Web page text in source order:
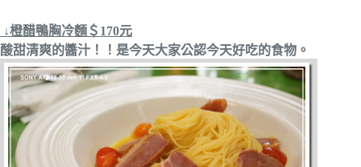
↓橙醋鴨胸冷麵＄170元
酸甜清爽的醬汁！！是今天大家公認今天好吃的食物。